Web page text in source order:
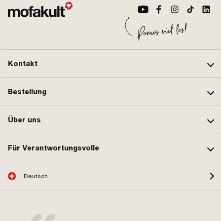
Kontakt
Bestellung
Über uns
Für Verantwortungsvolle
Deutsch